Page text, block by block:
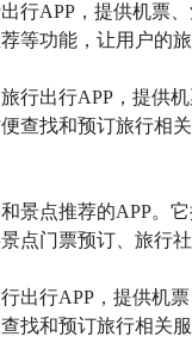
行APP，提供机票
等功能，让用户的旅
行出行APP，提供
查找和预订旅行相
景点推荐的APP。
点门票预订、旅行
出行APP，提供机
找和预订旅行相关